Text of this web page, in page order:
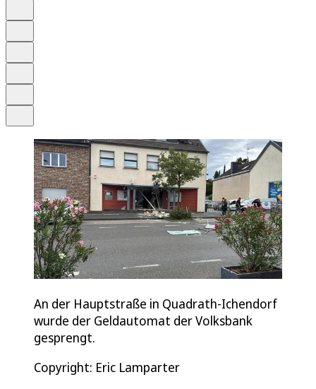
An der Hauptstraße in Quadrath-Ichendorf
wurde der Geldautomat der Volksbank
gesprengt.
Copyright: Eric Lamparter